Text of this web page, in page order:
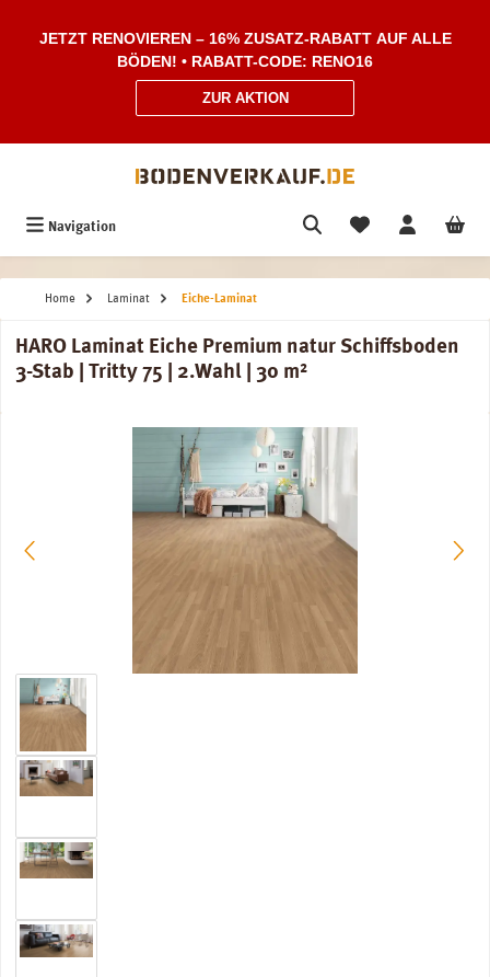
JETZT RENOVIEREN – 16% ZUSATZ-RABATT AUF ALLE
BÖDEN! • RABATT-CODE: RENO16
ZUR AKTION
Navigation
Home Laminat Eiche-Laminat
HARO Laminat Eiche Premium natur Schiffsboden
3-Stab | Tritty 75 | 2.Wahl | 30 m²
Bildergalerie überspringen